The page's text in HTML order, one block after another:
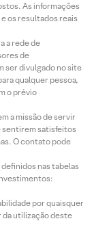
As informações
os resultados reais
a rede de
de
ser divulgado no site
qualquer pessoa,
o prévio
a missão de servir
sentirem satisfeitos
O contato pode
nas tabelas
por quaisquer
utilização deste